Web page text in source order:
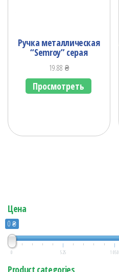
Ручка металлическая
“Semroy” серая
19.88 ₴
Просмотреть
Цена
0 ₴
0 525 1 050
Product categories